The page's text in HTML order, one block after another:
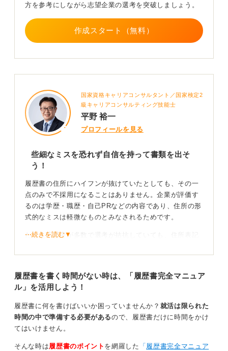
類であれば問題ですが、一点のみのケアレスミスであれ
ば、あなたの誠実さを揺るがす決定打にはなりません。
今後は、提出前に指差し確認をするなどのチェックリス
み作りに繋げる姿勢こそが、社会人として求められる適
0
方を参考にしながら志望企業の選考を突破しましょう。
作成スタート（無料）
国家資格キャリアコンサルタント／国家検定2
級キャリアコンサルティング技能士
平野 裕一
プロフィールを見る
些細なミスを恐れず自信を持って書類を出そ
う！
履歴書の住所にハイフンが抜けていたとしても、その一
点のみで不採用になることはありません。企業が評価す
るのは学歴・職歴・自己PRなどの内容であり、住所の形
式的なミスは軽微なものとみなされるためです。
たとえ応募者が多数で選考が拮抗していても、住所表記
内容の丁寧さで信頼を勝ち取っていこう！
ことを反省し、以後注意しますと簡潔に伝えてくださ
い。
重要なのは書類全体の丁寧さや内容の充実度であり、ハ
イフンの有無が評価を左右することはほとんどありませ
⋯続きを読む▼
履歴書を書く時間がない時は、「履歴書完全マニュア
ル」を活用しよう！
履歴書に何を書けばいいか困っていませんか？ 就活は限られた
時間の中で準備する必要があるので、履歴書だけに時間をかけ
てはいけません。
そんな時は履歴書のポイント を網羅した 「 履歴書完全マニュア